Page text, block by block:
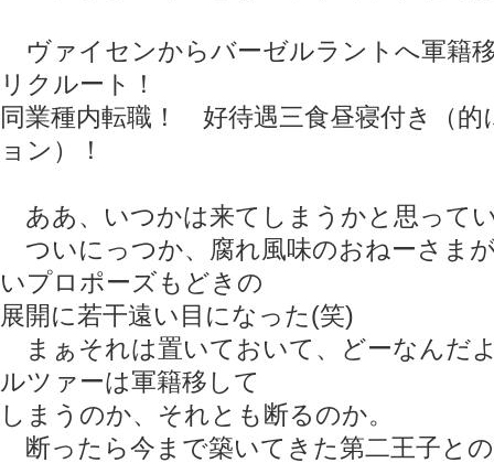
ヴァイセンからバーゼルラントへ軍籍
リクルート！
同業種内転職！ 好待遇三食昼寝付き（
ョン）！
ああ、いつかは来てしまうかと思って
ついにっつか、腐れ風味のおねーさま
いプロポーズもどきの
展開に若干遠い目になった(笑)
まぁそれは置いておいて、どーなんだ
ルツァーは軍籍移して
しまうのか、それとも断るのか。
断ったら今まで築いてきた第二王子と